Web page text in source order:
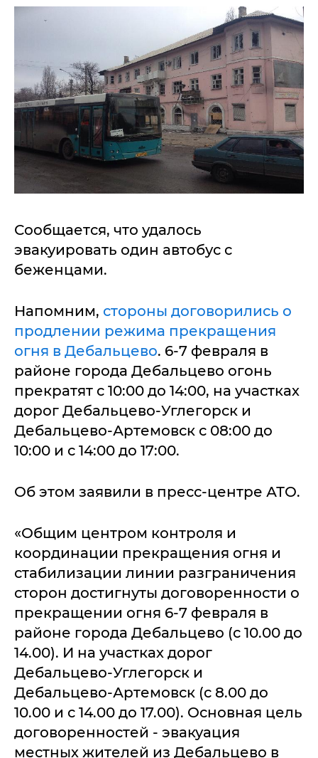
Сообщается, что удалось
эвакуировать один автобус с
беженцами.
Напомним, стороны договорились о
продлении режима прекращения
огня в Дебальцево. 6-7 февраля в
районе города Дебальцево огонь
прекратят с 10:00 до 14:00, на участках
дорог Дебальцево-Углегорск и
Дебальцево-Артемовск с 08:00 до
10:00 и с 14:00 до 17:00.
Об этом заявили в пресс-центре АТО.
«Общим центром контроля и
координации прекращения огня и
стабилизации линии разграничения
сторон достигнуты договоренности о
прекращении огня 6-7 февраля в
районе города Дебальцево (с 10.00 до
14.00). И на участках дорог
Дебальцево-Углегорск и
Дебальцево-Артемовск (с 8.00 до
10.00 и с 14.00 до 17.00). Основная цель
договоренностей - эвакуация
местных жителей из Дебальцево в